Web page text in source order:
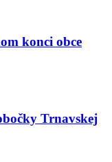
konci obce
Trnavskej